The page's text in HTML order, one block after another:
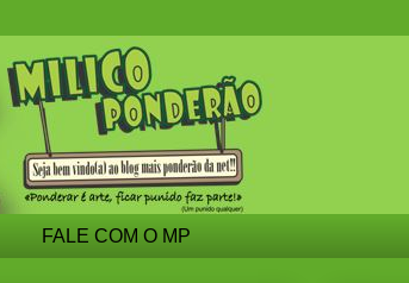
FALE COM O MP